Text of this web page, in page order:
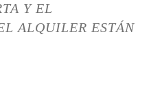
Y EL
ALQUILER ESTÁN